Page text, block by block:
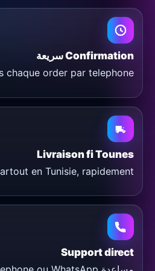
Confirmation سريعة
chaque order par telephone.
Livraison fi Tounes
en Tunisie, rapidement.
Support direct